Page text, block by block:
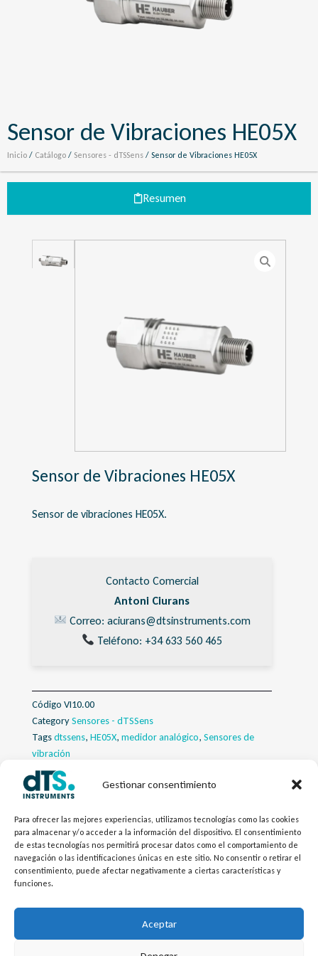
Gestionar consentimiento
Para ofrecer las mejores experiencias, utilizamos tecnologías como las cookies
para almacenar y/o acceder a la información del dispositivo. El consentimiento
de estas tecnologías nos permitirá procesar datos como el comportamiento de
navegación o las identificaciones únicas en este sitio. No consentir o retirar el
consentimiento, puede afectar negativamente a ciertas características y
funciones.
Aceptar
Sensor de Vibraciones HE05X
Inicio / Catálogo / Sensores - dTSSens / Sensor de Vibraciones HE05X
Resumen
Descargas
Productos Relacionados
Sensor de Vibraciones HE05X
Sensor de vibraciones HE05X.
Contacto Comercial
Antoni Ciurans
Correo: aciurans@dtsinstruments.com
Teléfono: +34 633 560 465
Código VI10.00
CategorySensores - dTSSens
Tagsdtssens, HE05X, medidor analógico, Sensores de
vibración